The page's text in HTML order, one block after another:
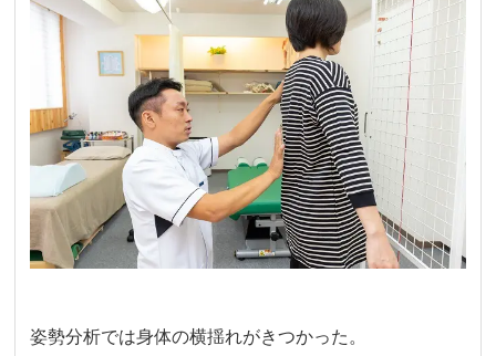
姿勢分析では身体の横揺れがきつかった。